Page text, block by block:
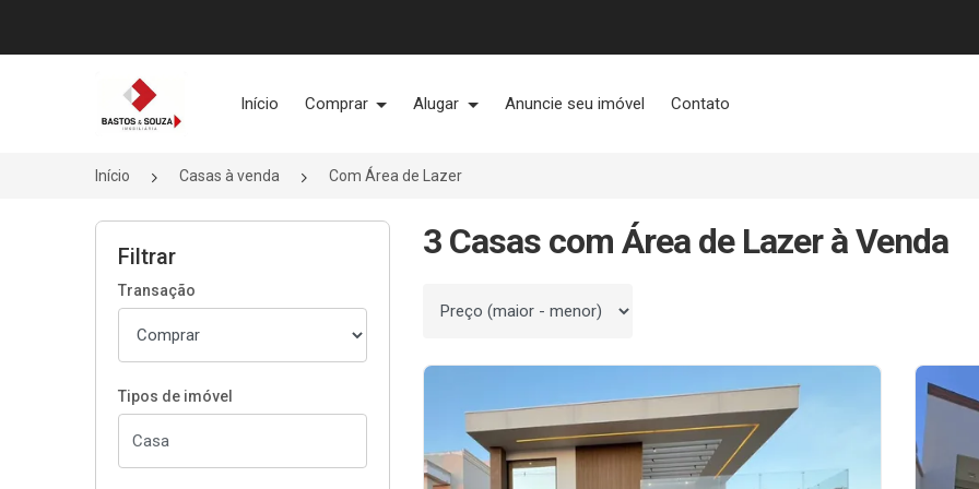
Página inicial
Início Comprar Alugar Anuncie seu imóvel Contato
Início Casas à venda Com Área de Lazer
Filtrar
Transação
Tipos de imóvel
3 Casas com Área de Lazer à Venda
Ordenar por